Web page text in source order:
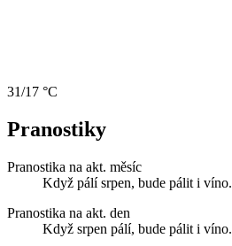
31/17 °C
Pranostiky
Pranostika na akt. měsíc
Když pálí srpen, bude pálit i víno.
Pranostika na akt. den
Když srpen pálí, bude pálit i víno.